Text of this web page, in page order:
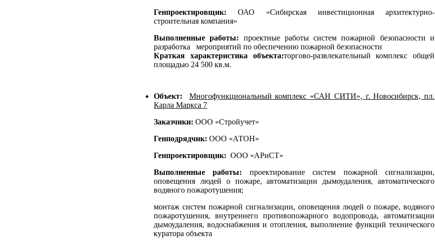
Генпроектировщик: ОАО «Сибирская инвестиционная архитектурно-
строительная компания»
Выполненные работы: проектные работы систем пожарной безопасности и
разработка мероприятий по обеспечению пожарной безопасности
Краткая характеристика объекта:торгово-развлекательный комплекс общей
площадью 24 500 кв.м.
Объект:
Многофункциональный комплекс «САН СИТИ», г. Новосибирск, пл.
Карла Маркса 7
Заказчики: ООО «Стройучет»
Генподрядчик: ООО «АТОН»
Генпроектировщик: ООО «АРиСТ»
Выполненные работы: проектирование систем пожарной сигнализации,
оповещения людей о пожаре, автоматизации дымоудаления, автоматического
водяного пожаротушения;
монтаж систем пожарной сигнализации, оповещения людей о пожаре, водяного
пожаротушения, внутреннего противопожарного водопровода, автоматизации
дымоудаления, водоснабжения и отопления, выполнение функций технического
куратора объекта